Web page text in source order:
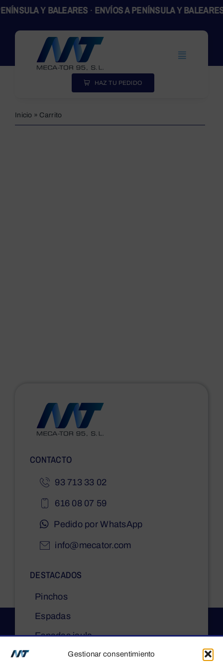
Gestionar consentimiento
Skip
to
content
Y BALEARES·ENVÍOS A PENÍNSULA Y BALEARES
Toggle
Empresa
HAZ TU PEDIDO
Inicio » Carrito
CONTACTO
93 713 33 02
616 08 07 59
Pedido por WhatsApp
info@mecator.com
DESTACADOS
Pinchos
Espadas
Espadas jaula
Asadores de pollos